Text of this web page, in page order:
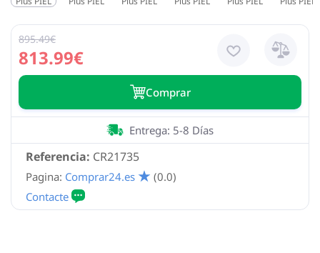
813.99€
895.49€
Сomprar
Referencia: CR21735
Entrega: 5-8 Días
Pagina: Comprar24.es (0.0)